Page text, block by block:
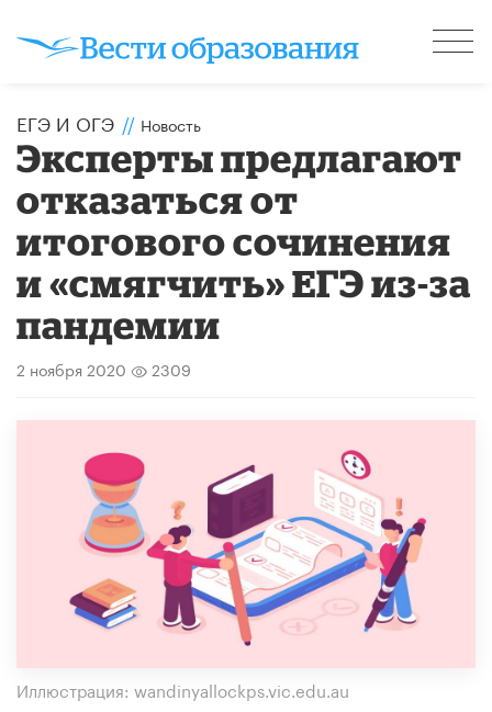
ЕГЭ И ОГЭ // Новость
Эксперты предлагают
отказаться от
итогового сочинения
и «смягчить» ЕГЭ из-за
пандемии
2 ноября 2020 2309
Иллюстрация: wandinyallockps.vic.edu.au